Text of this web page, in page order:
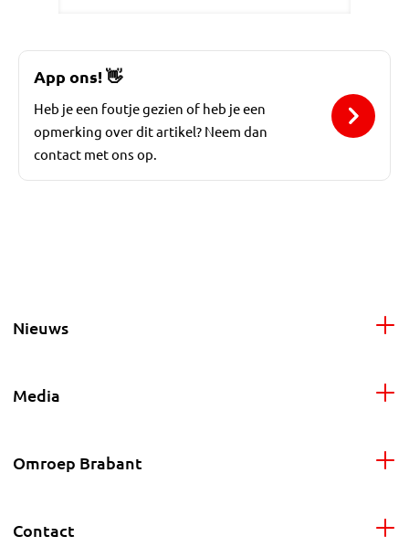
App ons!👋
Heb je een foutje gezien of heb je een
opmerking over dit artikel? Neem dan
contact met ons op.
Nieuws
Media
Omroep Brabant
Contact